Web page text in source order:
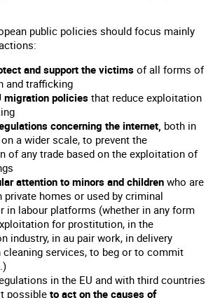
public policies should focus mainly
and support the victims of all forms of
and trafficking
migration policiesthat reduce exploitation
concerning the internet, both in
a wider scale, to prevent the
of any trade based on the exploitation of
attention to minors and children who are
private homes or used by criminal
in labour platforms (whether in any form
for prostitution, in the
industry, in au pair work, in delivery
cleaning services, to beg or to commit
in the EU and with third countries
possible to act on the causes of